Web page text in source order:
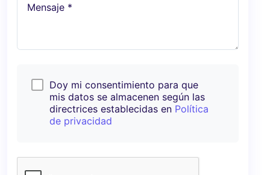
Mensaje *
Doy mi consentimiento para que
mis datos se almacenen según las
directrices establecidas en Política
de privacidad